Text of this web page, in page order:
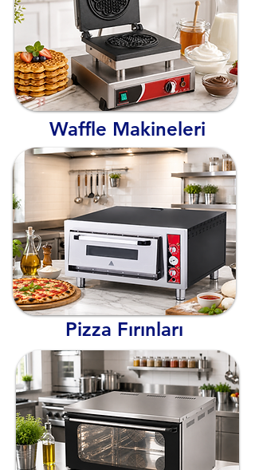
Waffle Makineleri
Pizza Fırınları